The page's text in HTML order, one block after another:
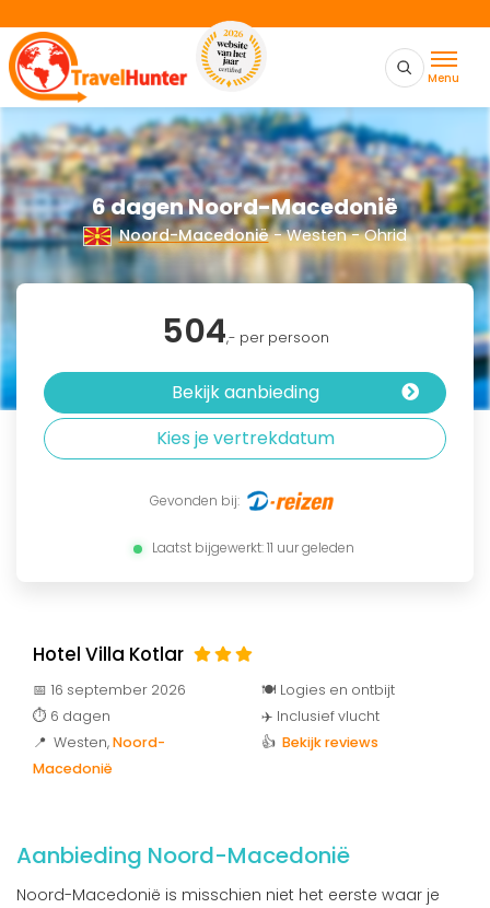
Menu
6 dagen Noord-Macedonië
Noord-Macedonië- Westen - Ohrid
504,- per persoon
Bekijk aanbieding
Kies je vertrekdatum
Gevonden bij:
Laatst bijgewerkt: 11 uur geleden
Hotel Villa Kotlar
📅 16 september 2026
⏱️ 6 dagen
📍 Westen,Noord-
Macedonië
🍽️ Logies en ontbijt
✈️ Inclusief vlucht
👍 Bekijk reviews
Aanbieding Noord-Macedonië
Noord-Macedonië is misschien niet het eerste waar je